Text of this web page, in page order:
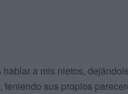
a mis nietos,
teniendo sus propios